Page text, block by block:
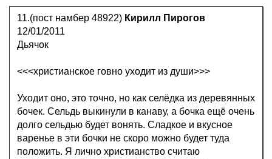
11.(пост намбер 48922) Кирилл Пирогов
12/01/2011
Дьячок
<<<христианское говно уходит из души>>>
Уходит оно, это точно, но как селёдка из деревянных
бочек. Сельдь выкинули в канаву, а бочка ещё очень
долго сельдью будет вонять. Сладкое и вкусное
варенье в эти бочки не скоро можно будет туда
положить. Я лично христианство считаю